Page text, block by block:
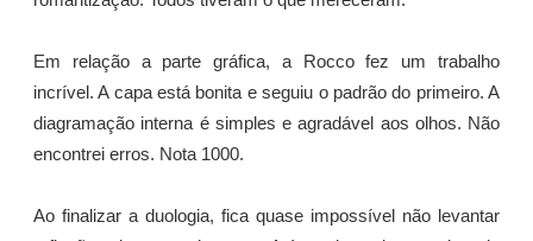
Em relação a parte gráfica, a Rocco fez um trabalho
incrível. A capa está bonita e seguiu o padrão do primeiro. A
diagramação interna é simples e agradável aos olhos. Não
encontrei erros. Nota 1000.
Ao finalizar a duologia, fica quase impossível não levantar